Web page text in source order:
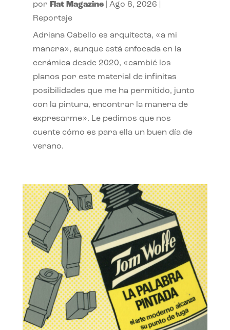
por Flat Magazine| Ago 8, 2026
Reportaje
Adriana Cabello es arquitecta, «a mi
manera», aunque está enfocada en la
cerámica desde 2020, «cambié los
planos por este material de infinitas
posibilidades que me ha permitido, junto
con la pintura, encontrar la manera de
expresarme». Le pedimos que nos
cuente cómo es para ella un buen día de
verano.